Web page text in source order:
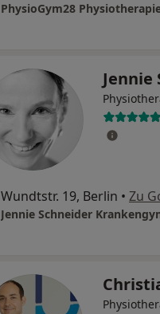
PhysioGym28
Jennie
Wundtstr. 19, Berlin • Zu
Jennie Schneider